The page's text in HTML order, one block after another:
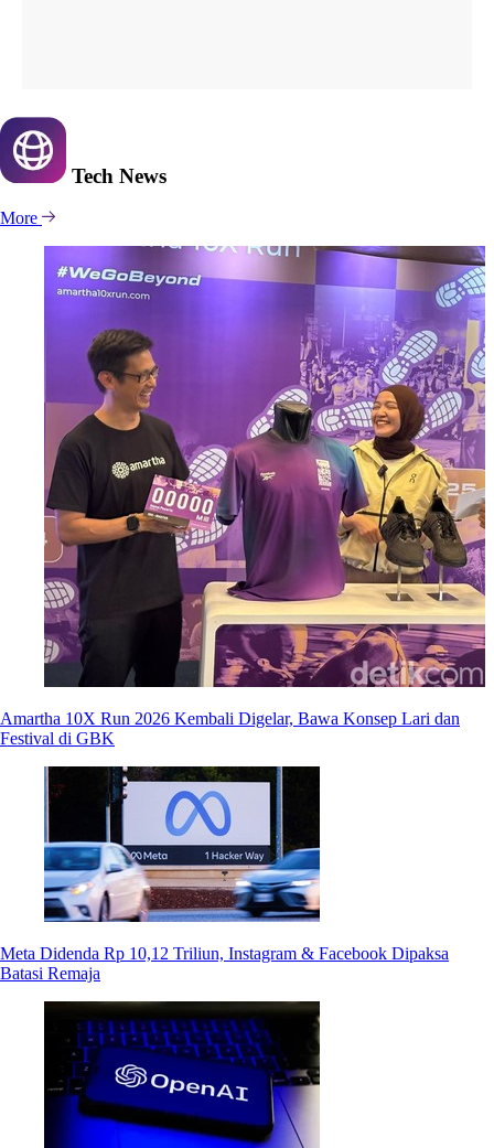
Tech News
More
Amartha 10X Run 2026 Kembali Digelar, Bawa Konsep Lari dan
Festival di GBK
Meta Didenda Rp 10,12 Triliun, Instagram & Facebook Dipaksa
Batasi Remaja